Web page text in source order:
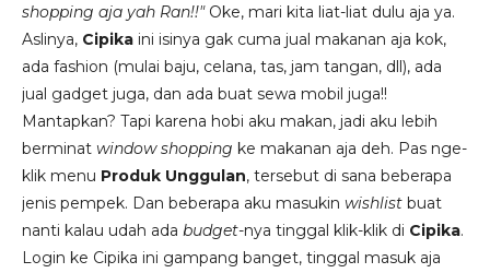
shopping aja yah Ran!!"Oke, mari kita liat-liat dulu aja ya.
Aslinya, Cipika ini isinya gak cuma jual makanan aja kok,
ada fashion (mulai baju, celana, tas, jam tangan, dll), ada
jual gadget juga, dan ada buat sewa mobil juga!!
Mantapkan? Tapi karena hobi aku makan, jadi aku lebih
berminat window shopping ke makanan aja deh. Pas nge-
klik menu Produk Unggulan, tersebut di sana beberapa
jenis pempek. Dan beberapa aku masukin wishlist buat
nanti kalau udah ada budget-nya tinggal klik-klik di Cipika.
Login ke Cipika ini gampang banget, tinggal masuk aja